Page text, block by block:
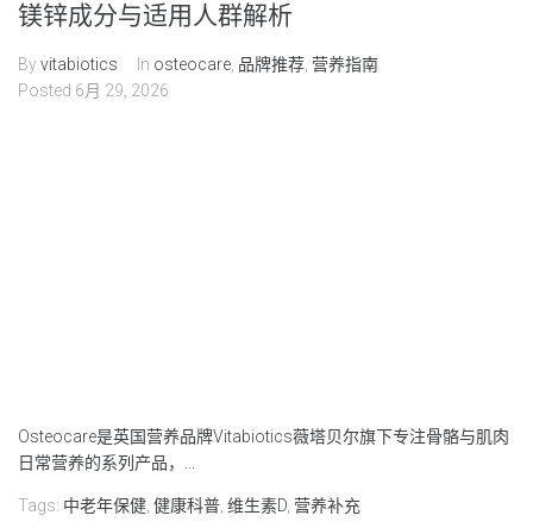
镁锌成分与适用人群解析
Byvitabiotics In osteocare, 品牌推荐, 营养指南
Posted 6月 29, 2026
Osteocare是英国营养品牌Vitabiotics薇塔贝尔旗下专注骨骼与肌肉
日常营养的系列产品，...
Tags: 中老年保健 健康科普 维生素D 营养补充